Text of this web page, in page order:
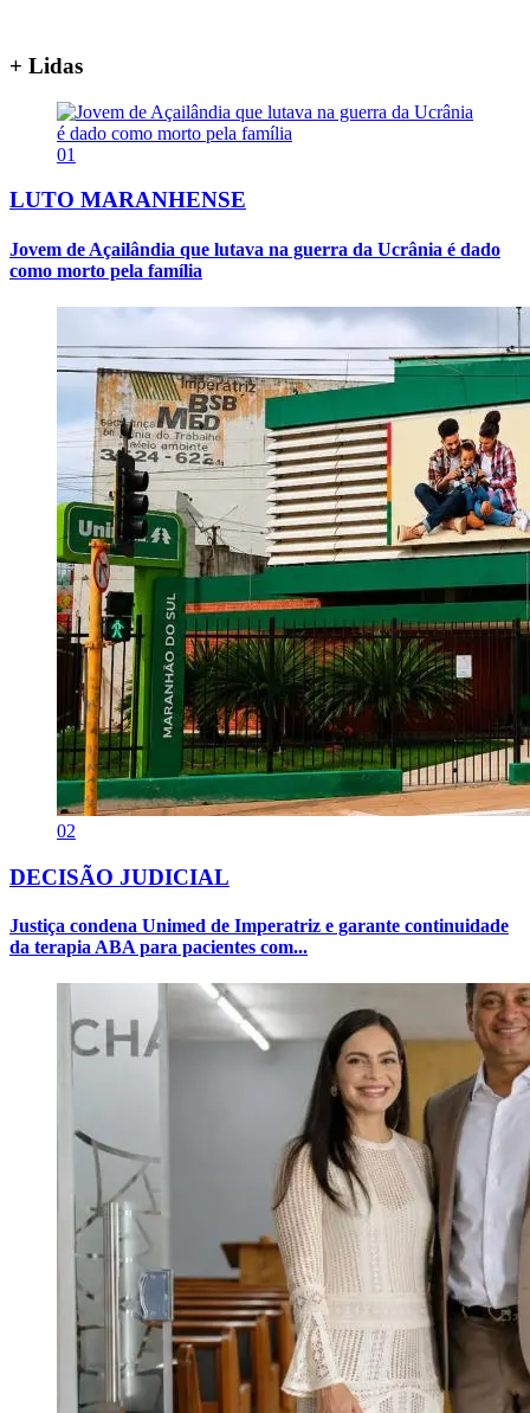
+ Lidas
01
LUTO MARANHENSE
Jovem de Açailândia que lutava na guerra da Ucrânia é dado
como morto pela família
02
DECISÃO JUDICIAL
Justiça condena Unimed de Imperatriz e garante continuidade
da terapia ABA para pacientes com...